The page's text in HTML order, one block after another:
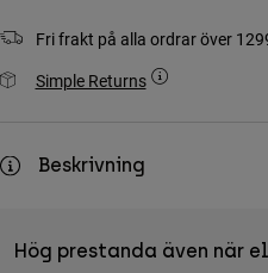
Fri frakt på alla ordrar över
Simple Returns
Beskrivning
Hög prestanda även när